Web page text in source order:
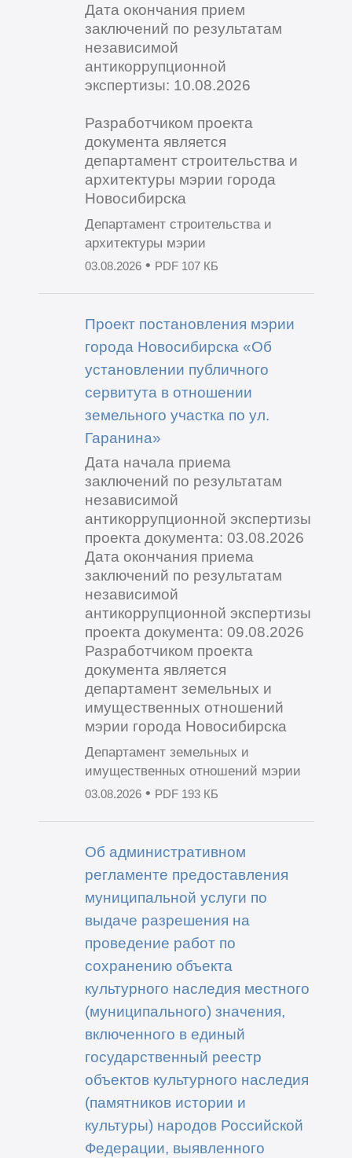
Дата окончания прием
заключений по результатам
независимой
антикоррупционной
экспертизы: 10.08.2026
Разработчиком проекта
документа является
департамент строительства и
архитектуры мэрии города
Новосибирска
Департамент строительства и
архитектуры мэрии
03.08.2026• PDF 107 КБ
Проект постановления мэрии
города Новосибирска «Об
установлении публичного
сервитута в отношении
земельного участка по ул.
Гаранина»
Дата начала приема
заключений по результатам
независимой
антикоррупционной экспертизы
проекта документа: 03.08.2026
Дата окончания приема
заключений по результатам
независимой
антикоррупционной экспертизы
проекта документа: 09.08.2026
Разработчиком проекта
документа является
департамент земельных и
имущественных отношений
мэрии города Новосибирска
Департамент земельных и
имущественных отношений мэрии
03.08.2026• PDF 193 КБ
Об административном
регламенте предоставления
муниципальной услуги по
выдаче разрешения на
проведение работ по
сохранению объекта
культурного наследия местного
(муниципального) значения,
включенного в единый
государственный реестр
объектов культурного наследия
(памятников истории и
культуры) народов Российской
Федерации, выявленного